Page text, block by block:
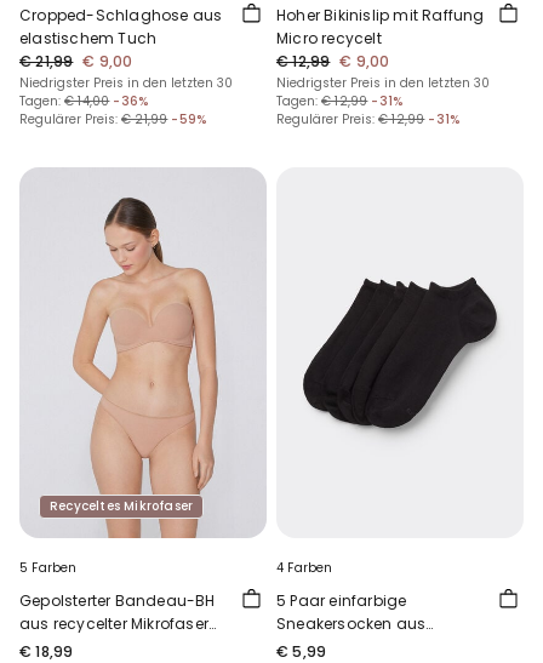
Cropped-Schlaghose aus
elastischem Tuch
€ 21,99 € 9,00
Niedrigster Preis in den letzten 30
Tagen: € 14,00 -36%
Regulärer Preis: € 21,99 -59%
Hoher Bikinislip mit Raffung
Micro recycelt
€ 12,99 € 9,00
Niedrigster Preis in den letzten 30
Tagen: € 12,99 -31%
Regulärer Preis: € 12,99 -31%
Recyceltes Mikrofaser
5 Farben
Gepolsterter Bandeau-BH
aus recycelter Mikrofaser
mit Ausschnitt
€ 18,99
4 Farben
5 Paar einfarbige
Sneakersocken aus
Baumwolle Unisex
€ 5,99